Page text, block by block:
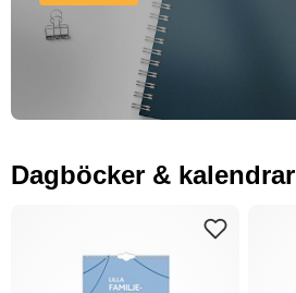
Dagböcker & kalendrar